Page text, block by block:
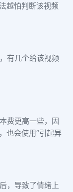
越怕判断该视频
有几个给该视频
费更高一些，因
也会使用“引起异
，导致了情绪上